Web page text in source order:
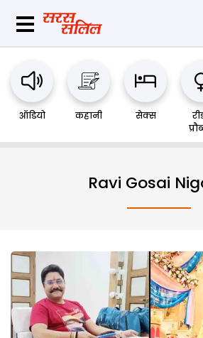
ऑडियो कहानी सेक्स
Ravi Gosai